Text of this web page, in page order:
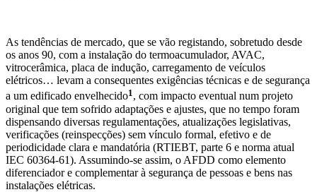
As tendências de mercado, que se vão registando, sobretudo desde
os anos 90, com a instalação do termoacumulador, AVAC,
vitrocerâmica, placa de indução, carregamento de veículos
elétricos… levam a consequentes exigências técnicas e de segurança
a um edificado envelhecido1 , com impacto eventual num projeto
original que tem sofrido adaptações e ajustes, que no tempo foram
dispensando diversas regulamentações, atualizações legislativas,
verificações (reinspecções) sem vínculo formal, efetivo e de
periodicidade clara e mandatória (RTIEBT, parte 6 e norma atual
IEC 60364-61). Assumindo-se assim, o AFDD como elemento
diferenciador e complementar à segurança de pessoas e bens nas
instalações elétricas.